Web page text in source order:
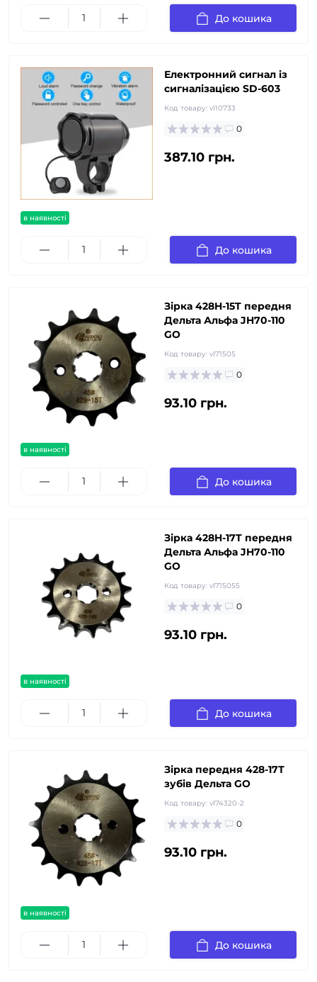
До кошика
в наявності
Електронний сигнал із
сигналізацією SD-603
Код товару: vl10733
0
387.10 грн.
До кошика
в наявності
Зірка 428H-15T передня
Дельта Альфа JH70-110
GO
Код товару: vl71505
0
93.10 грн.
До кошика
в наявності
Зірка 428H-17T передня
Дельта Альфа JH70-110
GO
Код товару: vl715055
0
93.10 грн.
До кошика
в наявності
Зірка передня 428-17Т
зубів Дельта GO
Код товару: vl74320-2
0
93.10 грн.
До кошика